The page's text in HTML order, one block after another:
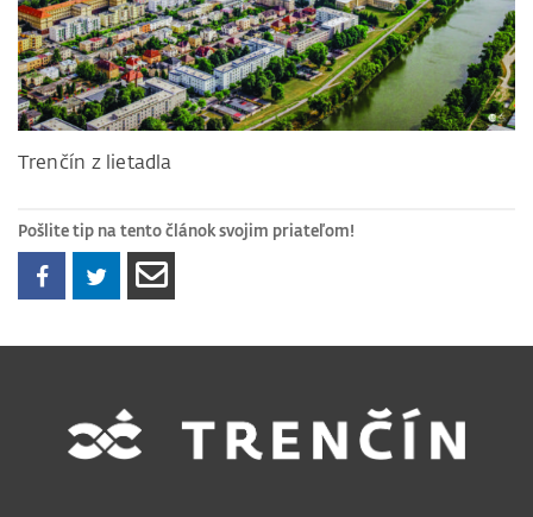
Trenčín z lietadla
Pošlite tip na tento článok svojim priateľom!